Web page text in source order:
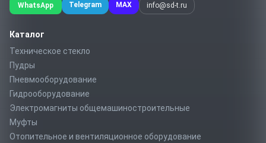
WhatsApp Telegram MAX info@sd-t.ru
Каталог
Техническое стекло
Пудры
Пневмооборудование
Гидрооборудование
Электромагниты общемашиностроительные
Муфты
Отопительное и вентиляционное оборудование